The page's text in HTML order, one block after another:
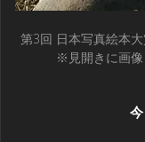
第3回 日本写真絵本
※見開きに画像